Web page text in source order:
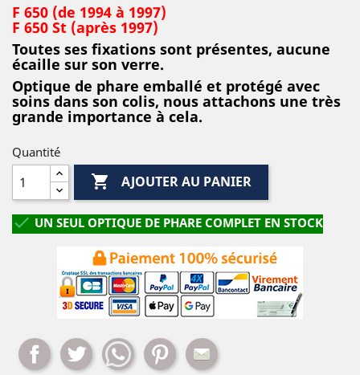
F 650 (de 1994 à 1997)
F 650 St (après 1997)
Toutes ses fixations sont présentes, aucune
écaille sur son verre.
Optique de phare emballé et protégé avec
soins dans son colis, nous attachons une très
grande importance à cela.
Quantité
 AJOUTER AU PANIER
 UN SEUL OPTIQUE DE PHARE COMPLET EN STOCK
Partager Tweet WhatsappPinterest